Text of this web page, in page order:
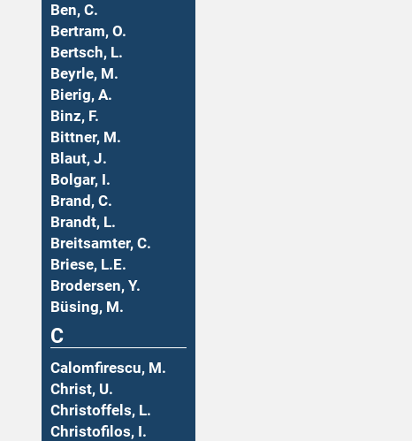
Ben, C.
Bertram, O.
Bertsch, L.
Beyrle, M.
Bierig, A.
Binz, F.
Bittner, M.
Blaut, J.
Bolgar, I.
Brand, C.
Brandt, L.
Breitsamter, C.
Briese, L.E.
Brodersen, Y.
Büsing, M.
C
Calomfirescu, M.
Christ, U.
Christoffels, L.
Christofilos, I.